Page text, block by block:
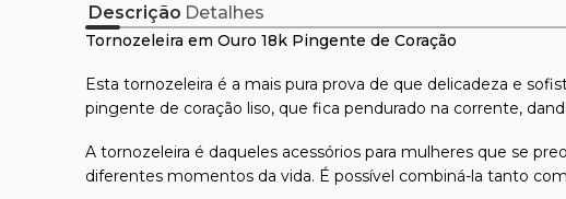
Descrição Detalhes
Tornozeleira em Ouro 18k Pingente de Coração
Esta tornozeleira é a mais pura prova de que delicadeza e
pingente de coração liso, que fica pendurado na corrente,
A tornozeleira é daqueles acessórios para mulheres que se
diferentes momentos da vida. É possível combiná-la tanto